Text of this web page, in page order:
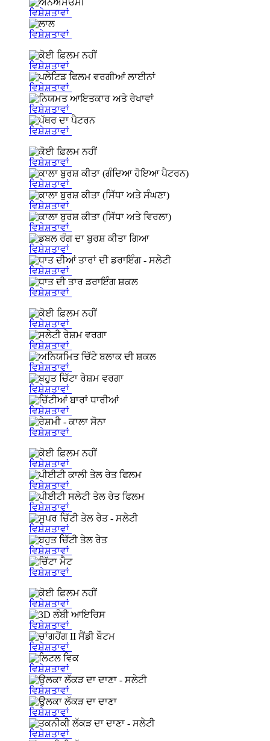
ਵਿਸ਼ੇਸ਼ਤਾਵਾਂ
ਵਿਸ਼ੇਸ਼ਤਾਵਾਂ
ਵਿਸ਼ੇਸ਼ਤਾਵਾਂ
ਵਿਸ਼ੇਸ਼ਤਾਵਾਂ
ਵਿਸ਼ੇਸ਼ਤਾਵਾਂ
ਵਿਸ਼ੇਸ਼ਤਾਵਾਂ
ਵਿਸ਼ੇਸ਼ਤਾਵਾਂ
ਵਿਸ਼ੇਸ਼ਤਾਵਾਂ
ਵਿਸ਼ੇਸ਼ਤਾਵਾਂ
ਵਿਸ਼ੇਸ਼ਤਾਵਾਂ
ਵਿਸ਼ੇਸ਼ਤਾਵਾਂ
ਵਿਸ਼ੇਸ਼ਤਾਵਾਂ
ਵਿਸ਼ੇਸ਼ਤਾਵਾਂ
ਵਿਸ਼ੇਸ਼ਤਾਵਾਂ
ਵਿਸ਼ੇਸ਼ਤਾਵਾਂ
ਵਿਸ਼ੇਸ਼ਤਾਵਾਂ
ਵਿਸ਼ੇਸ਼ਤਾਵਾਂ
ਵਿਸ਼ੇਸ਼ਤਾਵਾਂ
ਵਿਸ਼ੇਸ਼ਤਾਵਾਂ
ਵਿਸ਼ੇਸ਼ਤਾਵਾਂ
ਵਿਸ਼ੇਸ਼ਤਾਵਾਂ
ਵਿਸ਼ੇਸ਼ਤਾਵਾਂ
ਵਿਸ਼ੇਸ਼ਤਾਵਾਂ
ਵਿਸ਼ੇਸ਼ਤਾਵਾਂ
ਵਿਸ਼ੇਸ਼ਤਾਵਾਂ
ਵਿਸ਼ੇਸ਼ਤਾਵਾਂ
ਵਿਸ਼ੇਸ਼ਤਾਵਾਂ
ਵਿਸ਼ੇਸ਼ਤਾਵਾਂ
ਵਿਸ਼ੇਸ਼ਤਾਵਾਂ
ਵਿਸ਼ੇਸ਼ਤਾਵਾਂ
ਵਿਸ਼ੇਸ਼ਤਾਵਾਂ
ਵਿਸ਼ੇਸ਼ਤਾਵਾਂ